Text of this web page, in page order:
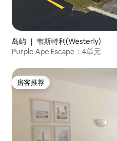
岛屿 ｜ 韦斯特利(Westerly)
Purple Ape Escape：4单元
房客推荐
房客推荐